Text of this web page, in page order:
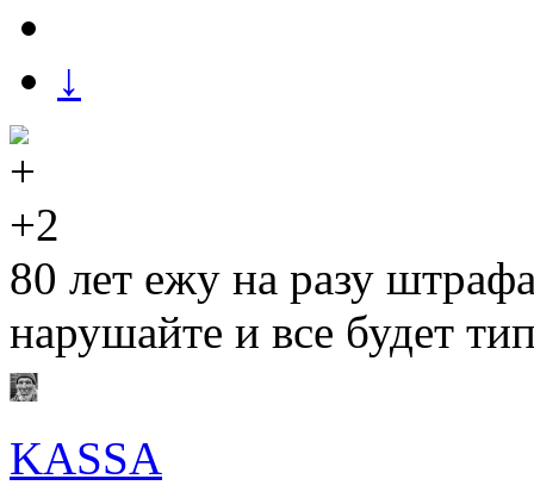
↓
+2
80 лет ежу на разу
нарушайте и все будет
KASSA